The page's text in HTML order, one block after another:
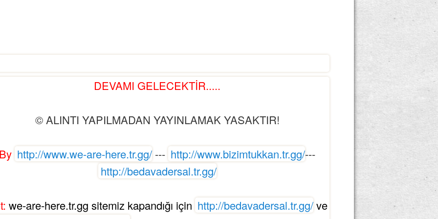
DEVAMI GELECEKTİR.....
© ALINTI YAPILMADAN YAYINLAMAK YASAKTIR!
http://www.we-are-here.tr.gg/ --- http://www.bizimtukkan.tr.gg/---
http://bedavadersal.tr.gg/
we-are-here.tr.gg sitemiz kapandığı için http://bedavadersal.tr.gg/ve